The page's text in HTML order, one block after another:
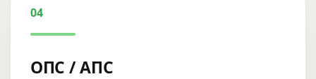
04
ОПС / АПС